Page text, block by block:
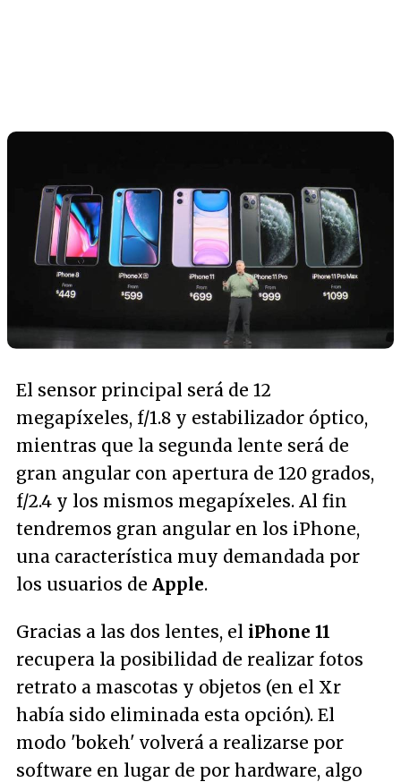
El sensor principal será de 12
megapíxeles, f/1.8 y estabilizador óptico,
mientras que la segunda lente será de
gran angular con apertura de 120 grados,
f/2.4 y los mismos megapíxeles. Al fin
tendremos gran angular en los iPhone,
una característica muy demandada por
los usuarios de Apple.
Gracias a las dos lentes, el iPhone 11
recupera la posibilidad de realizar fotos
retrato a mascotas y objetos (en el Xr
había sido eliminada esta opción). El
modo 'bokeh' volverá a realizarse por
software en lugar de por hardware, algo